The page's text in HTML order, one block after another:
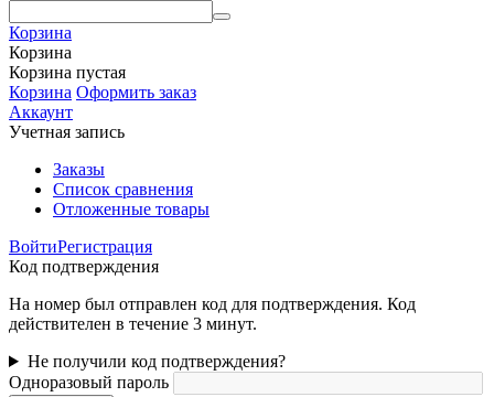
Корзина
Корзина
Корзина пустая
Корзина Оформить заказ
Аккаунт
Учетная запись
Заказы
Список сравнения
Отложенные товары
ВойтиРегистрация
Код подтверждения
На номер был отправлен код для подтверждения. Код
действителен в течение 3 минут.
Не получили код подтверждения?
Одноразовый пароль